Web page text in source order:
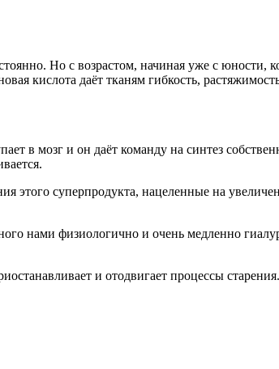
Но с возрастом, начиная уже с юности,
кислота даёт тканям гибкость,
в мозг и он даёт команду на синтез
суперпродукта, нацеленные на
нами физиологично и очень медленно
и отодвигает процессы старения.